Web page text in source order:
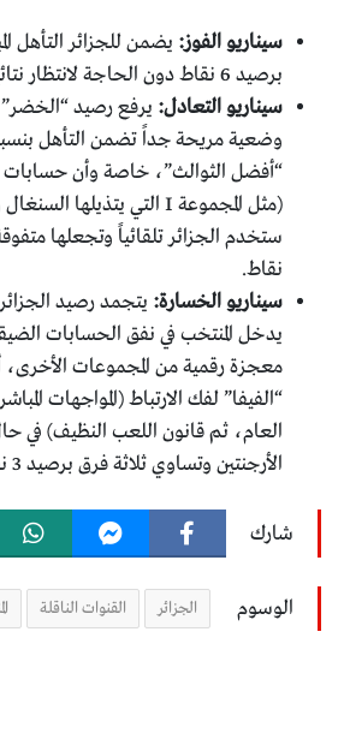
سيناريو الفوز: يضمن للجزائر التأهل
برصيد 6 نقاط دون الحاجة لانتظار نتائج أي مجموعة أخرى.
سيناريو التعادل:
وضعية مريحة جداً تضمن التأهل
“أفضل الثوالث”، خاصة وأن حسابات
نقاط.
سيناريو الخسارة:
يدخل المنتخب في نفق الحسابات
معجزة رقمية من المجموعات الأخرى،
“الفيفا” لفك الارتباط (المواجهات
العام، ثم قانون اللعب النظيف) في
الأرجنتين وتساوي ثلاثة فرق برصيد 3 نقاط.
شارك
الوسوم الجزائر القنوات الناقلة